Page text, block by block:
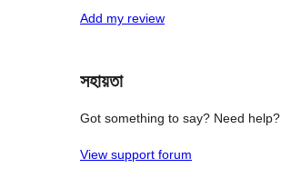
রিভিউ
স্টার
Add my review
সহায়তা
Got something to say? Need help?
View support forum